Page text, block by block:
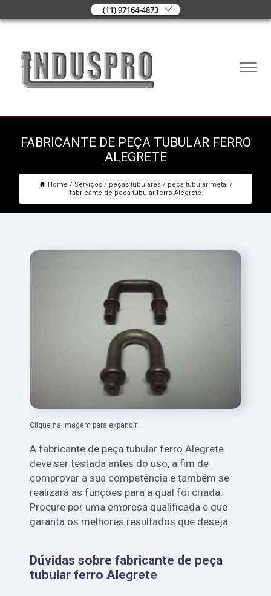
(11) 97164-4873
FABRICANTE DE PEÇA TUBULAR FERRO
ALEGRETE
Home Serviços peças tubulares
peça tubular metal
fabricante de peça tubular ferro Alegrete
Clique na imagem para expandir
A fabricante de peça tubular ferro Alegrete
deve ser testada antes do uso, a fim de
comprovar a sua competência e também se
realizará as funções para a qual foi criada.
Procure por uma empresa qualificada e que
garanta os melhores resultados que deseja.
Dúvidas sobre fabricante de peça
tubular ferro Alegrete